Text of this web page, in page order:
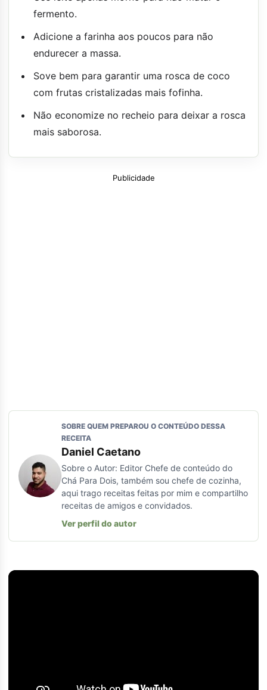
fermento.
Adicione a farinha aos poucos para não
endurecer a massa.
Sove bem para garantir uma rosca de coco
com frutas cristalizadas mais fofinha.
Não economize no recheio para deixar a rosca
mais saborosa.
Publicidade
SOBRE QUEM PREPAROU O CONTEÚDO DESSA
RECEITA
Daniel Caetano
Sobre o Autor: Editor Chefe de conteúdo do
Chá Para Dois, também sou chefe de cozinha,
aqui trago receitas feitas por mim e compartilho
receitas de amigos e convidados.
Ver perfil do autor